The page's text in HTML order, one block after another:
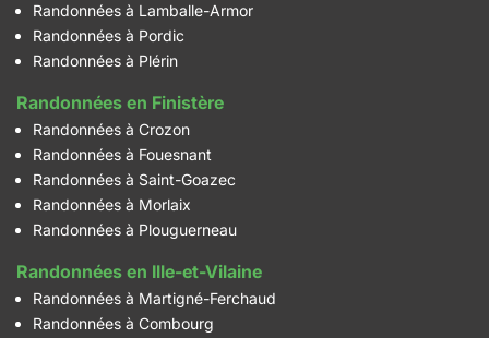
Randonnées à Lamballe-Armor
Randonnées à Pordic
Randonnées à Plérin
Randonnées en Finistère
Randonnées à Crozon
Randonnées à Fouesnant
Randonnées à Saint-Goazec
Randonnées à Morlaix
Randonnées à Plouguerneau
Randonnées en Ille-et-Vilaine
Randonnées à Martigné-Ferchaud
Randonnées à Combourg